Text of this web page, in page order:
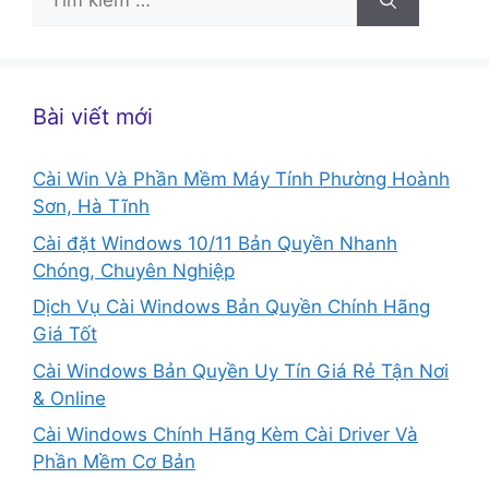
Bài viết mới
Cài Win Và Phần Mềm Máy Tính Phường Hoành
Sơn, Hà Tĩnh
Cài đặt Windows 10/11 Bản Quyền Nhanh
Chóng, Chuyên Nghiệp
Dịch Vụ Cài Windows Bản Quyền Chính Hãng
Giá Tốt
Cài Windows Bản Quyền Uy Tín Giá Rẻ Tận Nơi
& Online
Cài Windows Chính Hãng Kèm Cài Driver Và
Phần Mềm Cơ Bản